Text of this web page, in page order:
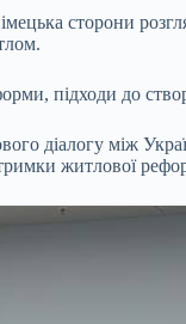
сторони
підходи до
діалогу між
житлової